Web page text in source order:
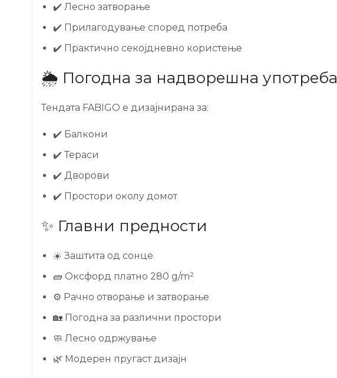
✔️ Лесно затворање
✔️ Прилагодување според потреба
✔️ Практично секојдневно користење
🌦️ Погодна за надворешна употреба
Тендата FABIGO е дизајнирана за:
✔️ Балкони
✔️ Тераси
✔️ Дворови
✔️ Простори околу домот
✨ Главни предности
☀️ Заштита од сонце
🧱 Оксфорд платно 280 g/m²
⚙️ Рачно отворање и затворање
🏡 Погодна за различни простори
🧼 Лесно одржување
🌿 Модерен пругаст дизајн